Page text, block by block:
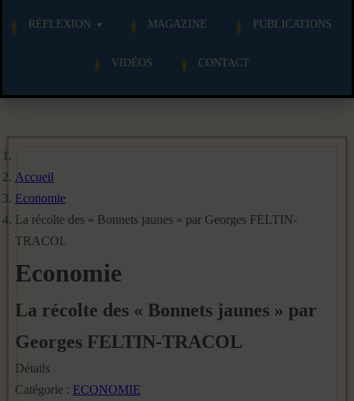
RÉFLEXION MAGAZINE PUBLICATIONS
VIDÉOS CONTACT
Accueil
Economie
La récolte des « Bonnets jaunes » par Georges FELTIN-
TRACOL
Economie
La récolte des « Bonnets jaunes » par
Georges FELTIN-TRACOL
Détails
Catégorie : ECONOMIE